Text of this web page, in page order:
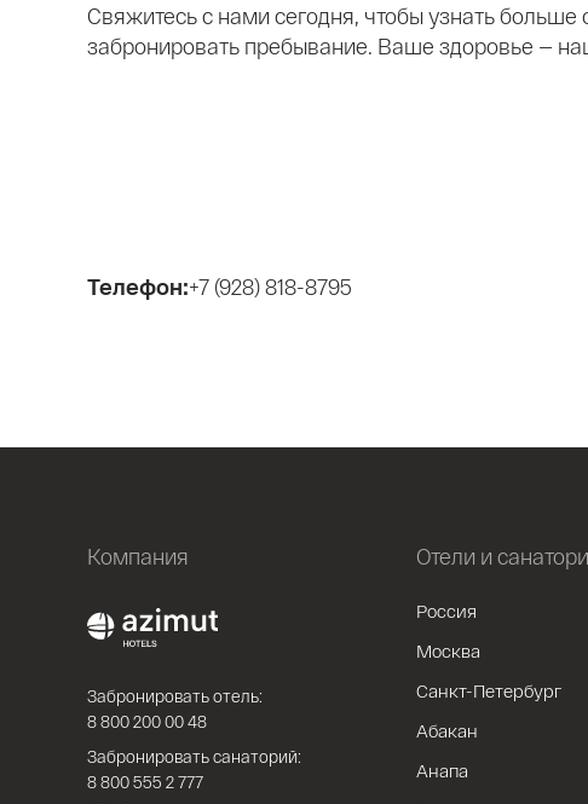
Свяжитесь с нами сегодня, чтобы узнать больше
забронировать пребывание. Ваше здоровье —
Телефон:+7 (928) 818-8795
Компания
Забронировать отель:
8 800 200 00 48
Забронировать санаторий:
8 800 555 2 777
Отели и
Россия
Москва
Санкт-Петербург
Абакан
Анапа